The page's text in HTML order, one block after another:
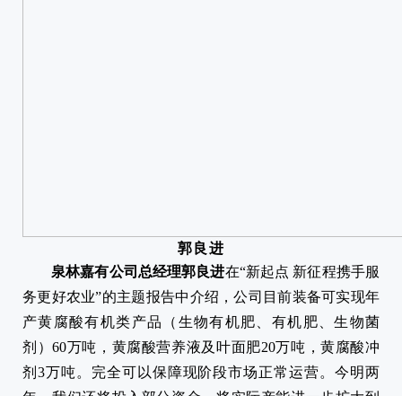
郭良进
泉林嘉有公司总经理郭良进在“新起点 新征程携手服
务更好农业”的主题报告中介绍，公司目前装备可实现年
产黄腐酸有机类产品（生物有机肥、有机肥、生物菌
剂）60万吨，黄腐酸营养液及叶面肥20万吨，黄腐酸冲
剂3万吨。完全可以保障现阶段市场正常运营。今明两